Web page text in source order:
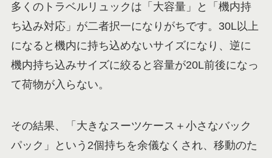
多くのトラベルリュックは「大容量」と「機内持
ち込み対応」が二者択一になりがちです。30L以上
になると機内に持ち込めないサイズになり、逆に
機内持ち込みサイズに絞ると容量が20L前後になっ
て荷物が入らない。
その結果、「大きなスーツケース＋小さなバック
パック」という2個持ちを余儀なくされ、移動のた